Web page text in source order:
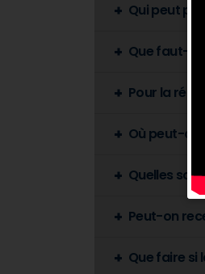
Qui peut
Que faut-il
Pour la
Où peut-on
Quelles
Peut-on
Que faire si